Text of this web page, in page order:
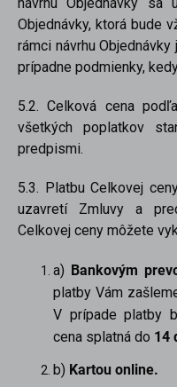
Objednávky, ktorá bude
rámci návrhu
prípadne podmienky,
5.2. Celková cena
všetkých poplatkov
predpismi.
5.3. Platbu Celkovej
uzavretí Zmluvy a
Celkovej ceny môžete
a) Bankovým
platby Vám
V prípade platby
cena splatná do 14
b) Kartou online.